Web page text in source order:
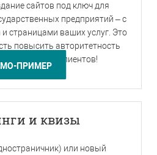
сайтов под ключ для
предприятий – с
страницами ваших услуг. Это
повысить авторитетность
новых клиентов!
ПРИМЕР
и квизы
или новый